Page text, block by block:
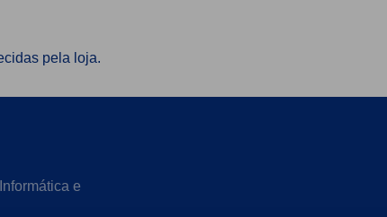
pela loja.
e